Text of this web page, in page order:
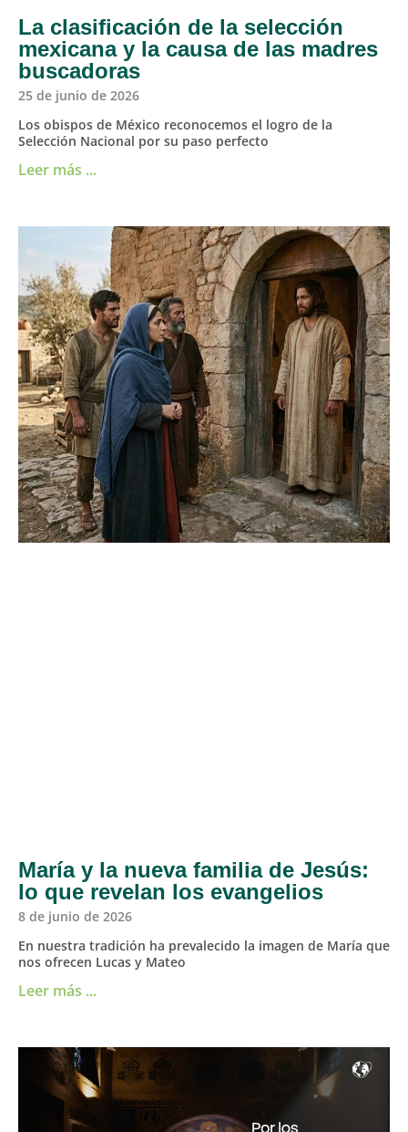
La clasificación de la selección
mexicana y la causa de las madres
buscadoras
25 de junio de 2026
Los obispos de México reconocemos el logro de la
Selección Nacional por su paso perfecto
Leer más ...
María y la nueva familia de Jesús:
lo que revelan los evangelios
8 de junio de 2026
En nuestra tradición ha prevalecido la imagen de María que
nos ofrecen Lucas y Mateo
Leer más ...